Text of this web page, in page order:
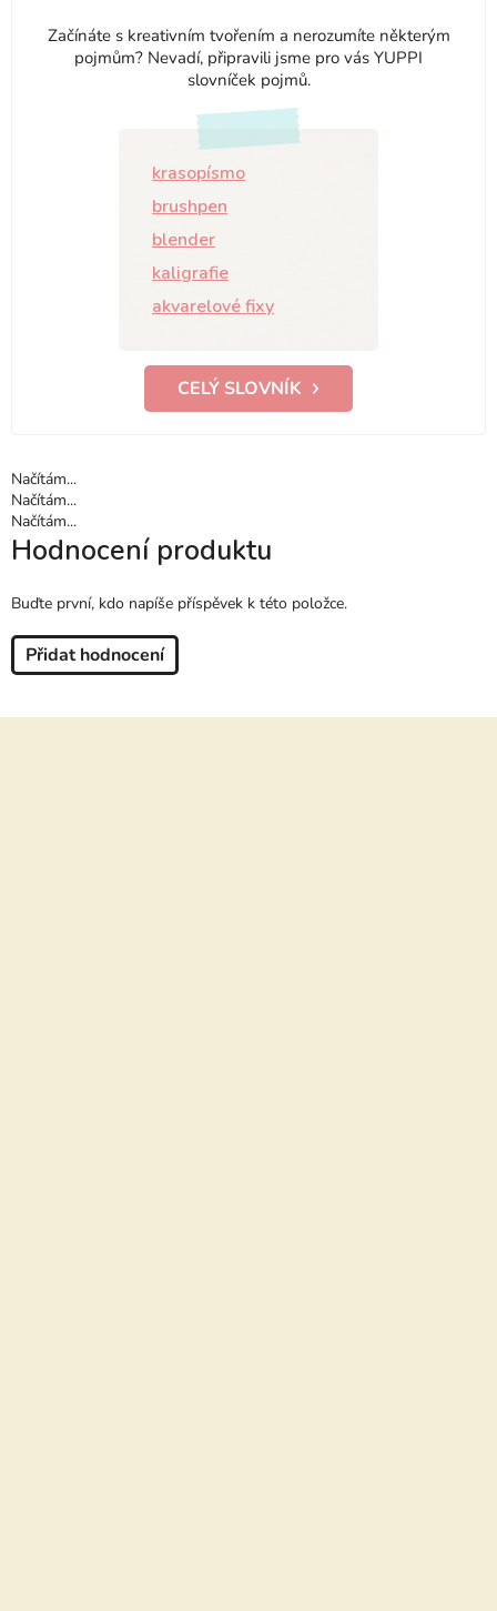
Začínáte s kreativním tvořením a nerozumíte některým
pojmům? Nevadí, připravili jsme pro vás YUPPI
slovníček pojmů.
krasopísmo
brushpen
blender
kaligrafie
akvarelové fixy
CELÝ SLOVNÍK
Načítám...
Načítám...
Načítám...
Hodnocení produktu
Buďte první, kdo napíše příspěvek k této položce.
Přidat hodnocení